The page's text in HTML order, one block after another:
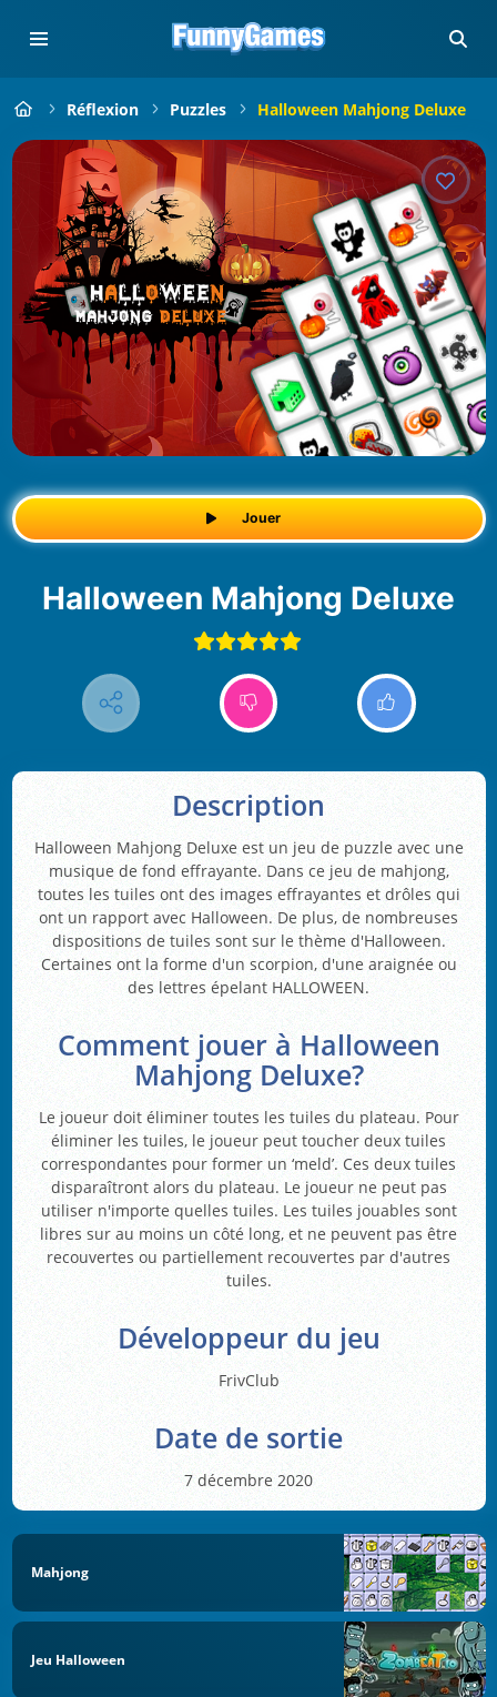
Réflexion Puzzles Halloween Mahjong Deluxe
Jouer
Halloween Mahjong Deluxe
Description
Halloween Mahjong Deluxe est un jeu de puzzle avec une
musique de fond effrayante. Dans ce jeu de mahjong,
toutes les tuiles ont des images effrayantes et drôles qui
ont un rapport avec Halloween. De plus, de nombreuses
dispositions de tuiles sont sur le thème d'Halloween.
Certaines ont la forme d'un scorpion, d'une araignée ou
des lettres épelant HALLOWEEN.
Comment jouer à Halloween
Mahjong Deluxe?
Le joueur doit éliminer toutes les tuiles du plateau. Pour
éliminer les tuiles, le joueur peut toucher deux tuiles
correspondantes pour former un ‘meld’. Ces deux tuiles
disparaîtront alors du plateau. Le joueur ne peut pas
utiliser n'importe quelles tuiles. Les tuiles jouables sont
libres sur au moins un côté long, et ne peuvent pas être
recouvertes ou partiellement recouvertes par d'autres
tuiles.
Développeur du jeu
FrivClub
Date de sortie
7 décembre 2020
Mahjong
Jeu Halloween